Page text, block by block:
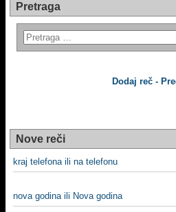
Pretraga
Dodaj reč -
Nove reči
kraj telefona ili na telefonu
nova godina ili Nova godina